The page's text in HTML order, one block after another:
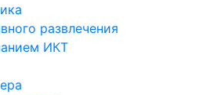
развлечения
ИКТ